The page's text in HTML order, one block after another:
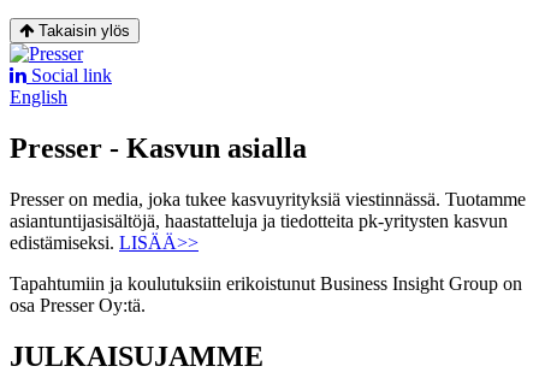
Takaisin ylös
Social link
English
Presser - Kasvun asialla
Presser on media, joka tukee kasvuyrityksiä viestinnässä. Tuotamme
asiantuntijasisältöjä, haastatteluja ja tiedotteita pk-yritysten kasvun
edistämiseksi. LISÄÄ>>
Tapahtumiin ja koulutuksiin erikoistunut Business Insight Group on
osa Presser Oy:tä.
JULKAISUJAMME